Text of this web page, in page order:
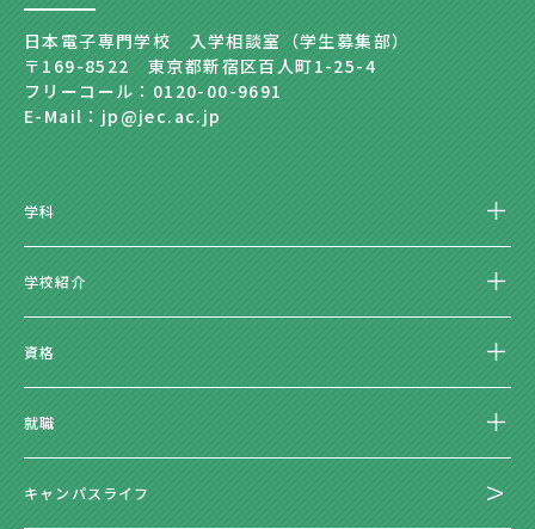
日本電子専門学校 入学相談室（学生募集部）
〒169-8522 東京都新宿区百人町1-25-4
フリーコール：0120-00-9691
E-Mail：jp@jec.ac.jp
学科
学校紹介
資格
就職
キャンパスライフ